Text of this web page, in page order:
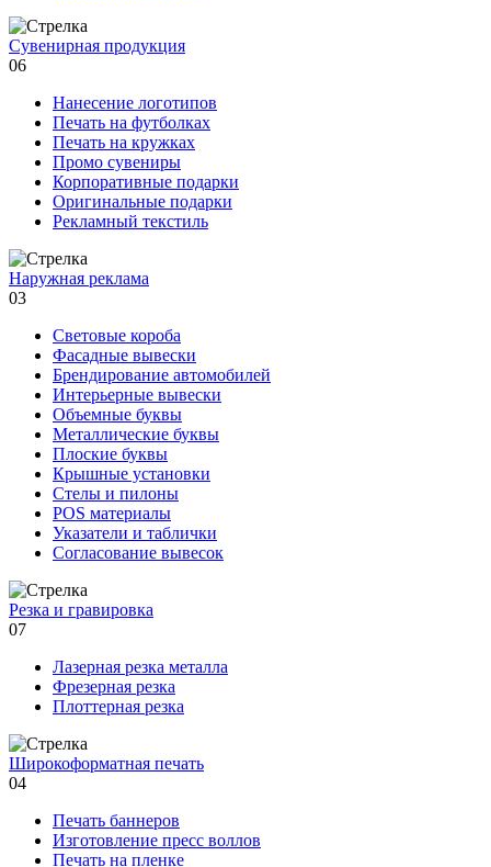
Сувенирная продукция
06
Нанесение логотипов
Печать на футболках
Печать на кружках
Промо сувениры
Корпоративные подарки
Оригинальные подарки
Рекламный текстиль
Наружная реклама
03
Световые короба
Фасадные вывески
Брендирование автомобилей
Интерьерные вывески
Объемные буквы
Металлические буквы
Плоские буквы
Крышные установки
Стелы и пилоны
POS материалы
Указатели и таблички
Согласование вывесок
Резка и гравировка
07
Лазерная резка металла
Фрезерная резка
Плоттерная резка
Широкоформатная печать
04
Печать баннеров
Изготовление пресс воллов
Печать на пленке